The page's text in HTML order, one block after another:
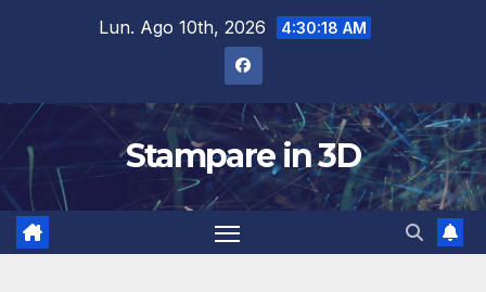
Lun. Ago 10th, 2026 4:30:19 AM
Stampare in 3D